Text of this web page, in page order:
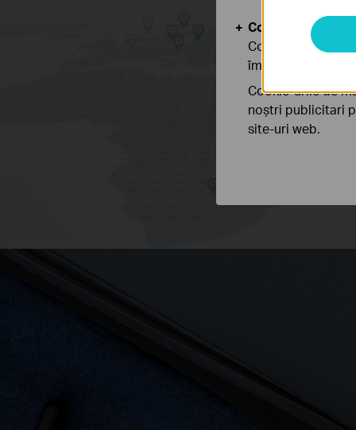
Cookie-uri de
Cookie-urile de
îmbunătăți și
Cookie-urile de
noștri publicitari
site-uri web.